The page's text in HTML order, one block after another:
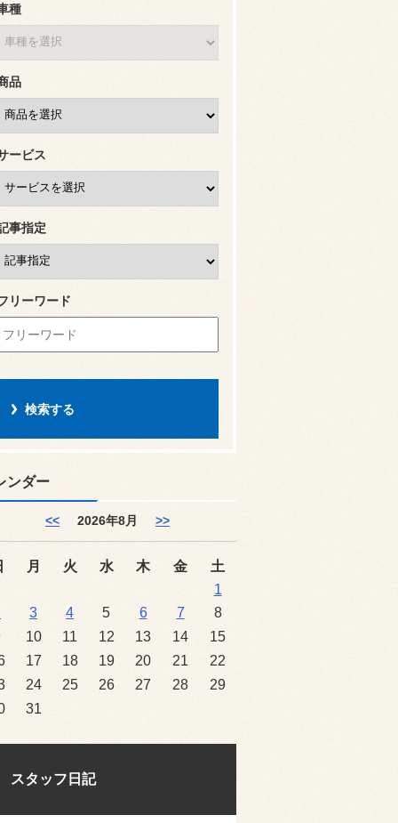
種
品
ービス
事指定
リーワード
ンダー
<< 2026年8月 >>
月 火 水 木 金
土
1
3 4 5 6 7
8
10 11 12 13 14
15
17 18 19 20 21
22
24 25 26 27 28
29
31
スタッフ日記